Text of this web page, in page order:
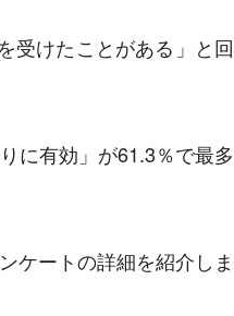
受けたことがある」と回
に有効」が61.3％で最多
ケートの詳細を紹介しま